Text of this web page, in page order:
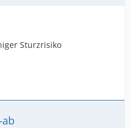
Sturzrisiko